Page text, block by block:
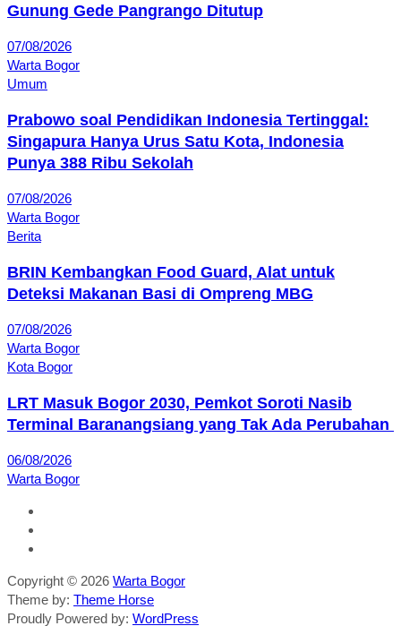
Gunung Gede Pangrango Ditutup
07/08/2026
Warta Bogor
Umum
Prabowo soal Pendidikan Indonesia Tertinggal:
Singapura Hanya Urus Satu Kota, Indonesia
Punya 388 Ribu Sekolah
07/08/2026
Warta Bogor
Berita
BRIN Kembangkan Food Guard, Alat untuk
Deteksi Makanan Basi di Ompreng MBG
07/08/2026
Warta Bogor
Kota Bogor
LRT Masuk Bogor 2030, Pemkot Soroti Nasib
Terminal Baranangsiang yang Tak Ada Perubahan
06/08/2026
Warta Bogor
Copyright © 2026 Warta Bogor
Theme by: Theme Horse
Proudly Powered by: WordPress